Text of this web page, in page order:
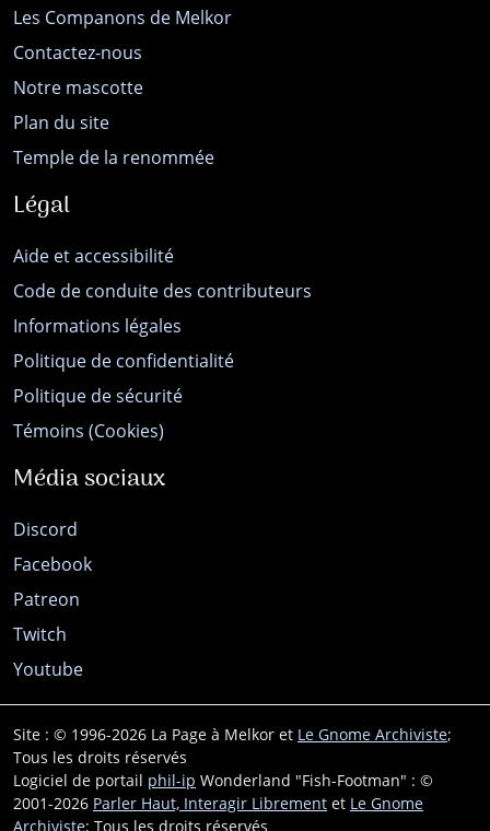
Les Companons de Melkor
Contactez-nous
Notre mascotte
Plan du site
Temple de la renommée
Légal
Aide et accessibilité
Code de conduite des contributeurs
Informations légales
Politique de confidentialité
Politique de sécurité
Témoins (Cookies)
Média sociaux
Discord
Facebook
Patreon
Twitch
Youtube
Site : © 1996-2026 La Page à Melkor et Le Gnome Archiviste;
Tous les droits réservés
Logiciel de portail phil-ip Wonderland "Fish-Footman" : ©
2001-2026 Parler Haut, Interagir Librement et Le Gnome
Archiviste; Tous les droits réservés